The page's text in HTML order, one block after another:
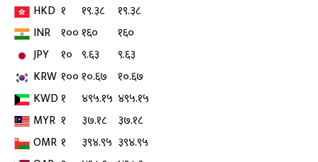
HKD १ १९.३८
१९.३८
INR १००१६०
१६०
JPY
१० ९.६३
९.६३
KRW १००१०.६७ १०.६७
KWD१ ४९५.१५ ४९५.१५
MYR १ ३७.१८
३७.१८
OMR १ ३९४.९५ ३९४.९५